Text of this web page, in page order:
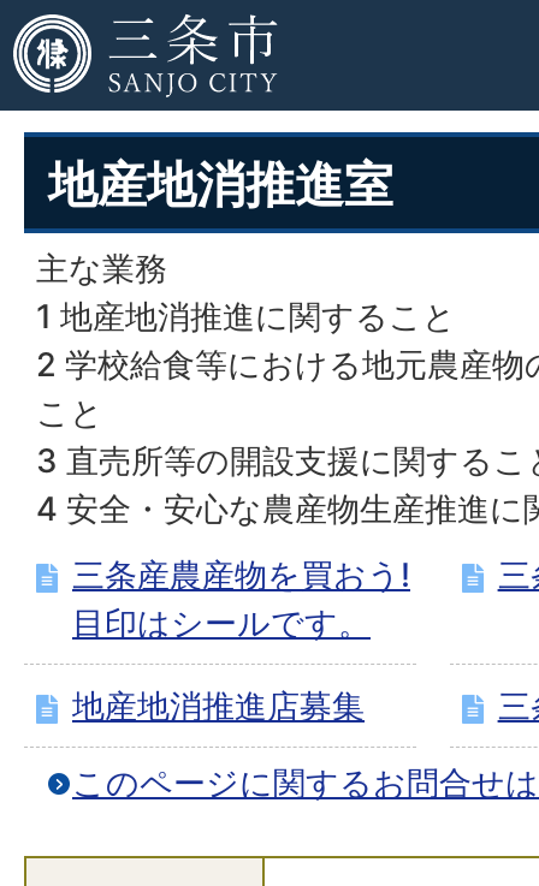
地産地消推進室
主な業務
1 地産地消推進に関すること
2 学校給食等における地元農産
こと
3 直売所等の開設支援に関するこ
4 安全・安心な農産物生産推進
三条産農産物を買おう!
目印はシールです。
地産地消推進店募集
このページに関するお問合せ